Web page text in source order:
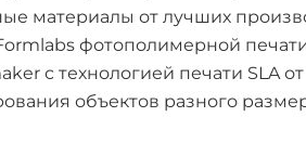
материалы от лучших
фотополимерной
с технологией печати SLA
объектов разного